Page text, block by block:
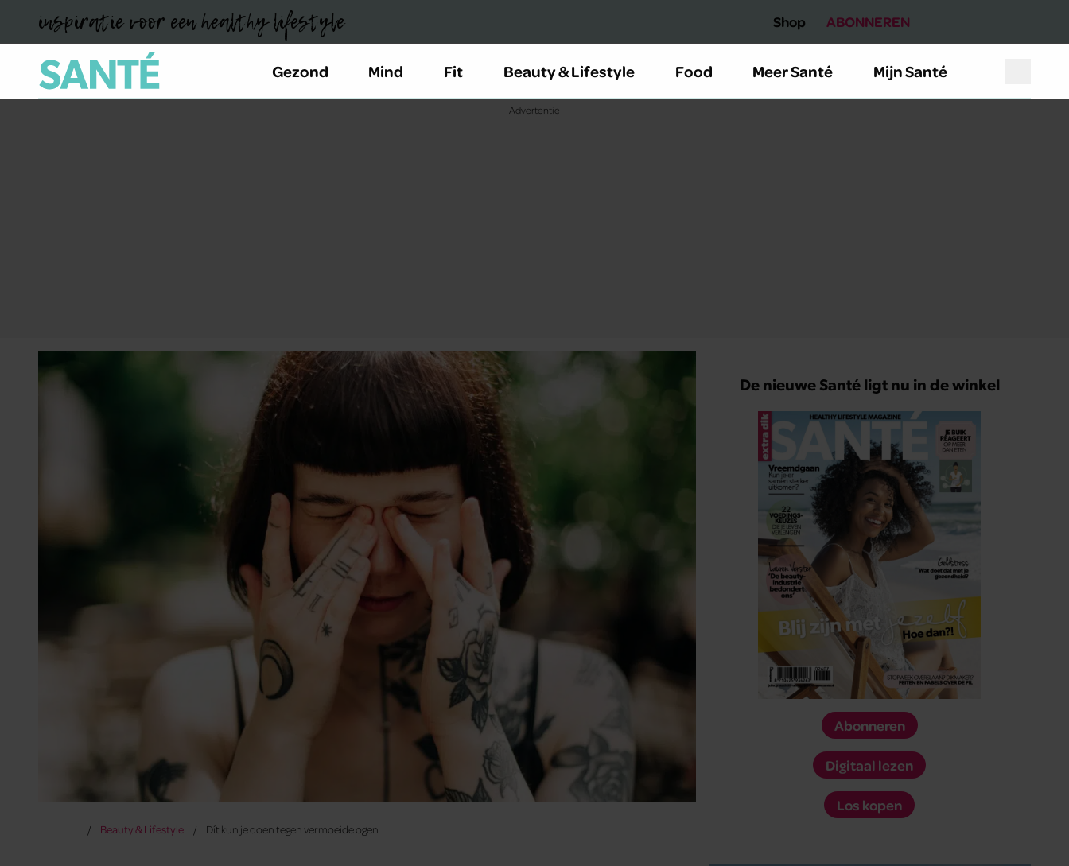
inspiratie voor een healthy lifestyle Shop ABONNEREN
Gezond Mind Fit Beauty & Lifestyle Food Meer Santé Mijn Santé
Beauty & Lifestyle Dít kun je doen tegen vermoeide ogen
De nieuwe Santé ligt nu in de winkel
Abonneren
Digitaal lezen
Los kopen